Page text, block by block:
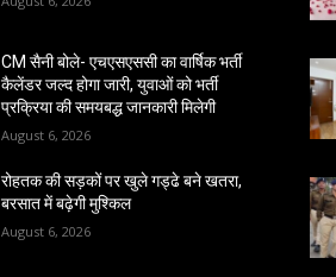
CM सैनी बोले- एचएसएससी का वार्षिक भर्ती
कैलेंडर जल्द होगा जारी, युवाओं को भर्ती
प्रक्रिया की समयबद्ध जानकारी मिलेगी
August 6, 2026
रोहतक की सड़कों पर खुले गड्ढे बने खतरा,
बरसात में बढ़ेगी मुश्किल
August 6, 2026